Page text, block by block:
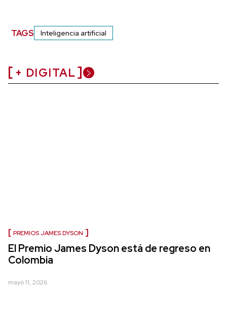
TAGS Inteligencia artificial
+ DIGITAL
PREMIOS JAMES DYSON
El Premio James Dyson está de regreso en
Colombia
mayo 11, 2026